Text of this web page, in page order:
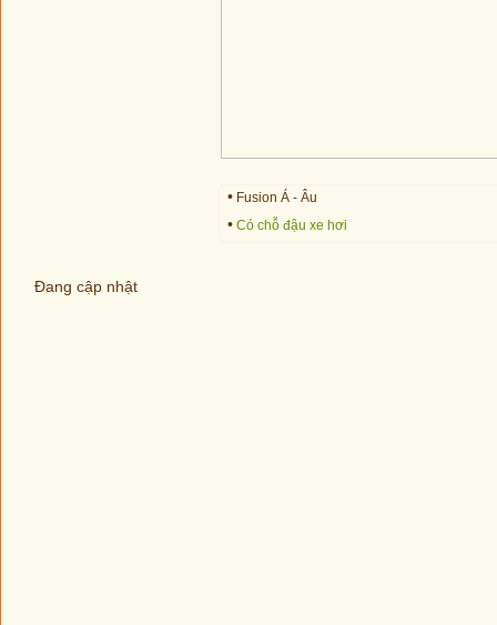
• Fusion Á - Âu
• Có chỗ đậu xe hơi
Đang cập nhật